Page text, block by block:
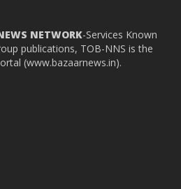
NETWORK-Services Known
publications, TOB-NNS is the
(www.bazaarnews.in).